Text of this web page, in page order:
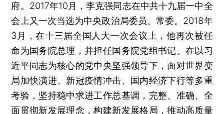
府。2017年10月，李克强同志在中共十九届一中全
会上又一次当选为中央政治局委员、常委。2018年
3月，在十三届全国人大一次会议上，他再次被任
命为国务院总理，并担任国务院党组书记。在以习
近平同志为核心的党中央坚强领导下，面对世界变
局加快演进、新冠疫情冲击、国内经济下行等多重
考验，坚持稳中求进工作总基调，完整、准确、全
面贯彻新发展理念，构建新发展格局，推动高质量